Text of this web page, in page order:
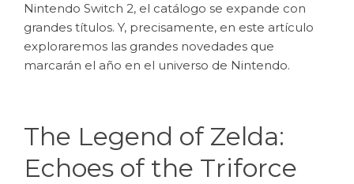
Nintendo Switch 2, el catálogo se expande con
grandes títulos. Y, precisamente, en este artículo
exploraremos las grandes novedades que
marcarán el año en el universo de Nintendo.
The Legend of Zelda:
Echoes of the Triforce